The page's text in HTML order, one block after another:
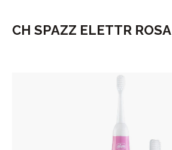
CH SPAZZ ELETTR ROSA
Salta la galleria di immagini